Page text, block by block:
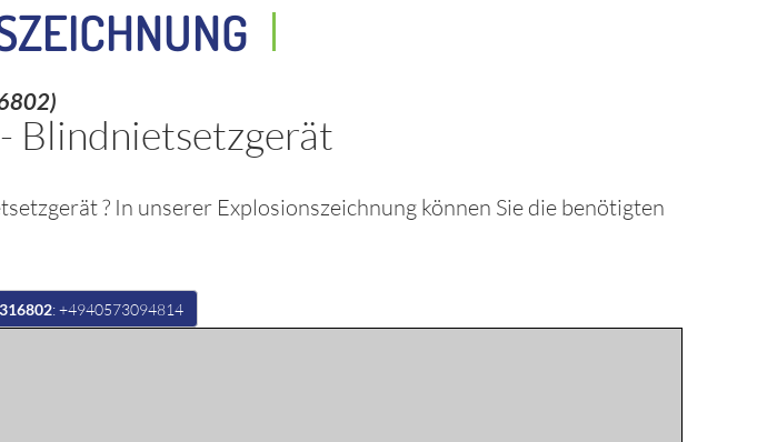
Blindnietsetzgerät
? In unserer Explosionszeichnung können Sie die benötigten
316802: +4940573094814